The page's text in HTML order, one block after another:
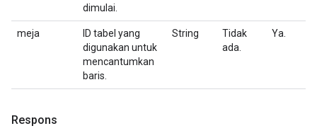
dimulai.
meja
ID tabel yang
digunakan untuk
mencantumkan
baris.
String
Tidak
ada.
Ya.
Respons